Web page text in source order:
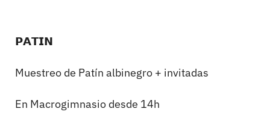
𝗣𝗔𝗧𝗜𝗡
Muestreo de Patín albinegro + invitadas
En Macrogimnasio desde 14h